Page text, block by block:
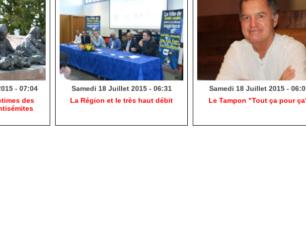
- 07:04
des
Samedi 18 Juillet 2015 - 06:31
La Région et le très haut débit
Samedi 18 Juillet 2015 -
Le Tampon "Tout ça pour